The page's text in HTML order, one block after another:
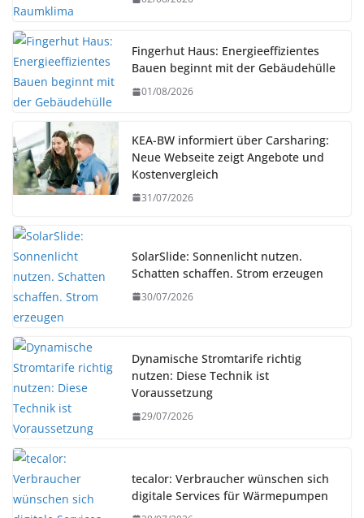
Fingerhut Haus: Energieeffizientes
Bauen beginnt mit der Gebäudehülle
01/08/2026
KEA-BW informiert über Carsharing:
Neue Webseite zeigt Angebote und
Kostenvergleich
31/07/2026
SolarSlide: Sonnenlicht nutzen.
Schatten schaffen. Strom erzeugen
30/07/2026
Dynamische Stromtarife richtig
nutzen: Diese Technik ist
Voraussetzung
29/07/2026
tecalor: Verbraucher wünschen sich
digitale Services für Wärmepumpen